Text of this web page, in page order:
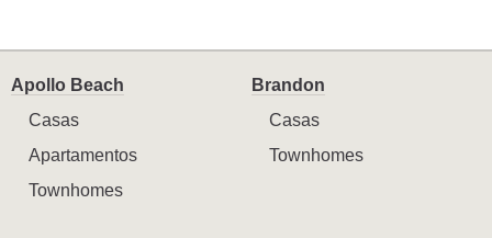
Apollo Beach
Casas
Apartamentos
Townhomes
Brandon
Casas
Townhomes